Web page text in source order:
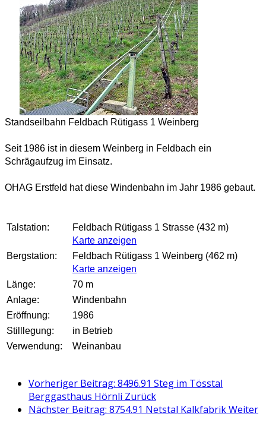
Standseilbahn Feldbach Rütigass 1 Weinberg
Seit 1986 ist in diesem Weinberg in Feldbach ein
Schrägaufzug im Einsatz.
OHAG Erstfeld hat diese Windenbahn im Jahr 1986 gebaut.
Talstation:
Feldbach Rütigass 1 Strasse (432 m)
Karte anzeigen
Bergstation:
Feldbach Rütigass 1 Weinberg (462 m)
Karte anzeigen
Länge:
70 m
Anlage:
Windenbahn
Eröffnung:
1986
Stilllegung:
in Betrieb
Verwendung:
Weinanbau
Vorheriger Beitrag: 8496.91 Steg im Tösstal
Berggasthaus Hörnli Zurück
Nächster Beitrag: 8754.91 Netstal KalkfabrikWeiter